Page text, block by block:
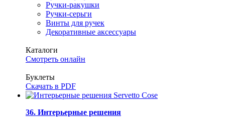
Ручки-ракушки
Ручки-серьги
Винты для ручек
Декоративные аксессуары
Каталоги
Смотреть онлайн
Буклеты
Скачать в PDF
36. Интерьерные решения